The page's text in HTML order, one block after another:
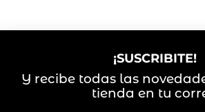
¡SUSCRIBITE!
Y recibe todas las
tienda en tu